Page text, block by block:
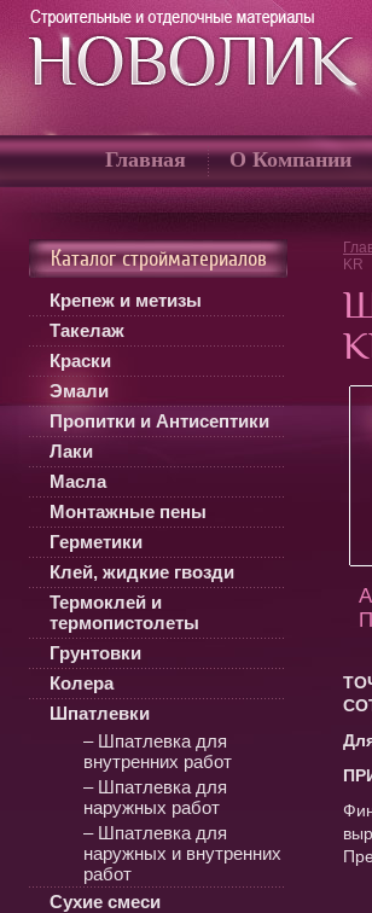
Главная О Компании
Каталог стройматериалов
Крепеж и метизы
Такелаж
Краски
Эмали
Пропитки и Антисептики
Лаки
Масла
Монтажные пены
Герметики
Клей, жидкие гвозди
Термоклей и
термопистолеты
Грунтовки
Колера
Шпатлевки
– Шпатлевка для
внутренних работ
– Шпатлевка для
наружных работ
– Шпатлевка для
наружных и внутренних
работ
Сухие смеси
KR